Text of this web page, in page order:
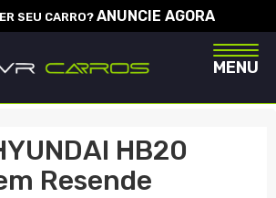
SEU CARRO? ANUNCIE AGORA
MENU
HB20
Resende